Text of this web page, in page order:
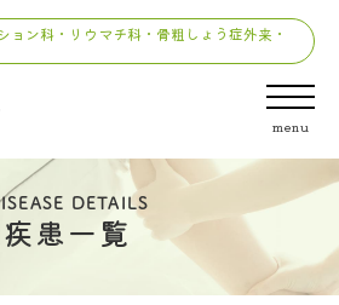
ョン科・リウマチ科・骨粗しょう症外来・
menu
DETAILS
疾患一覧